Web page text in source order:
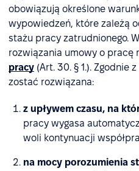
obowiązują określone
wypowiedzeń, które zależą
stażu pracy zatrudnionego.
rozwiązania umowy o pracę
pracy (Art. 30. § 1.). Zgodnie
zostać rozwiązana:
z upływem czasu, na
pracy wygasa
woli kontynuacji
na mocy porozumienia